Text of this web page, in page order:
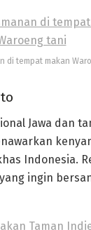
di tempat makan
Jawa dan
Indonesia.
ingin